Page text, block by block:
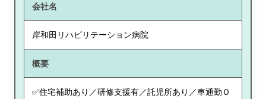
会社名
岸和田リハビリテーション病院
概要
✅住宅補助あり／研修支援有／託児所あり／車通勤Ｏ